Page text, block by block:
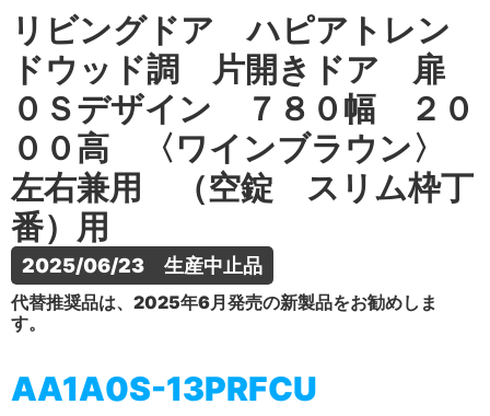
リビングドア ハピアトレン
ドウッド調 片開きドア 扉
０Ｓデザイン ７８０幅 ２０
００高 〈ワインブラウン〉
左右兼用 （空錠 スリム枠丁
番）用
2025/06/23　生産中止品
代替推奨品は、2025年6月発売の新製品をお勧めしま
す。
AA1A0S-13PRFCU